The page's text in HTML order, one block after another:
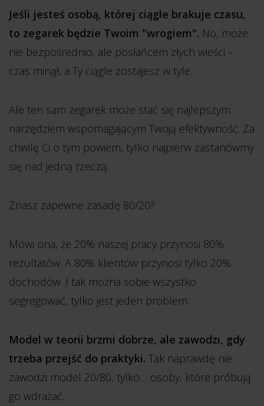
Jeśli jesteś osobą, której ciągle brakuje czasu,
to zegarek będzie Twoim "wrogiem". No, może
nie bezpośrednio, ale posłańcem złych wieści –
czas minął, a Ty ciągle zostajesz w tyle.
Ale ten sam zegarek może stać się najlepszym
narzędziem wspomagającym Twoją efektywność. Za
chwilę Ci o tym powiem, tylko najpierw zastanówmy
się nad jedną rzeczą.
Znasz zapewne zasadę 80/20?
Mówi ona, że 20% naszej pracy przynosi 80%
rezultatów. A 80% klientów przynosi tylko 20%
dochodów. I tak można sobie wszystko
segregować, tylko jest jeden problem.
Model w teorii brzmi dobrze, ale zawodzi, gdy
trzeba przejść do praktyki. Tak naprawdę nie
zawodzi model 20/80, tylko… osoby, które próbują
go wdrażać.